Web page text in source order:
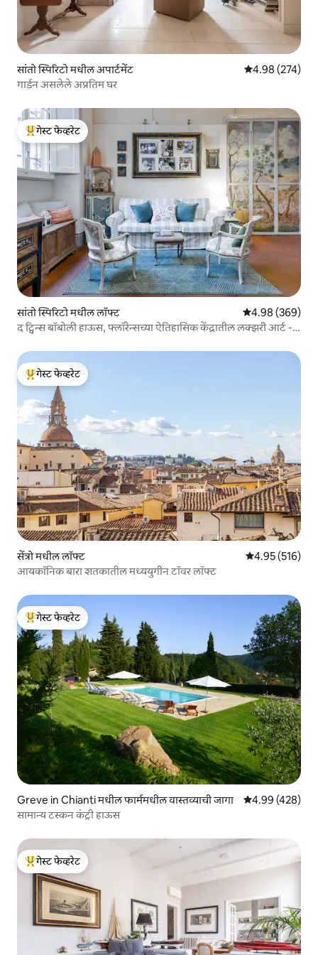
सांतो स्पिरिटो मधील अपार्टमेंट 5 पैकी 4.98
4.98 (274)
गार्डन असलेले अप्रतिम घर
टॉप गेस्ट फेव्हरेट
गेस्ट फेव्हरेट
सांतो स्पिरिटो मधील लॉफ्ट 5 पैकी 4.98
4.98 (369)
द ट्विन्स बॉबोली हाऊस, फ्लॉरेन्सच्या ऐतिहासिक केंद्रातील लक्झरी आर्ट -
टॉप गेस्ट फेव्हरेट
गेस्ट फेव्हरेट
सेंत्रो मधील लॉफ्ट 5 पैकी 4.95
4.95 (516)
आयकॉनिक बारा शतकातील मध्ययुगीन टॉवर लॉफ्ट
टॉप गेस्ट फेव्हरेट
गेस्ट फेव्हरेट
Greve in Chianti मधील फार्ममधील वास्तव्याची जागा 5 पैकी 4.99
4.99 (428)
सामान्य टस्कन कंट्री हाऊस
टॉप गेस्ट फेव्हरेट
गेस्ट फेव्हरेट